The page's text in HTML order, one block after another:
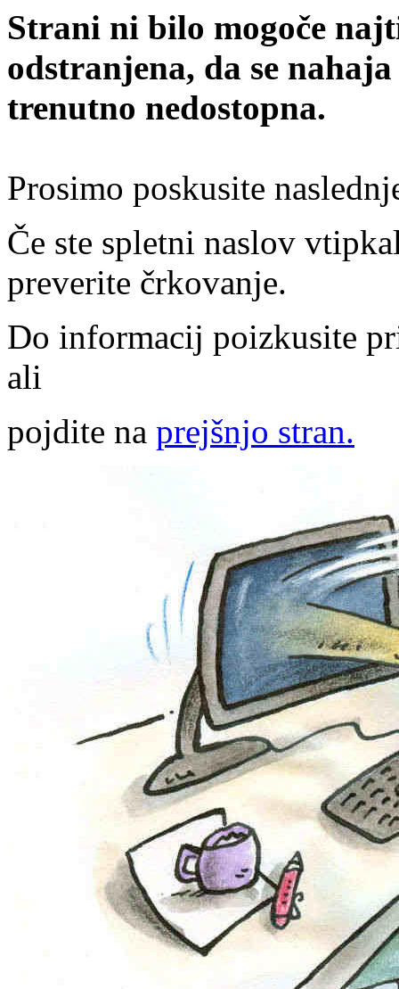
Strani ni bilo mogoče
odstranjena, da se
trenutno nedostopna.
Prosimo poskusite
Če ste spletni naslov
preverite črkovanje.
Do informacij poizkusite
ali
pojdite na prejšnjo stran.